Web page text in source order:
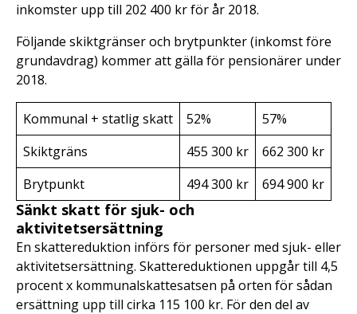
inkomster upp till 202 400 kr för år 2018.
Följande skiktgränser och brytpunkter (inkomst före
grundavdrag) kommer att gälla för pensionärer under
2018.
Kommunal + statlig skatt 52%
57%
Skiktgräns
455 300 kr
662 300 kr
Brytpunkt
494 300 kr 694 900 kr
Sänkt skatt för sjuk- och
aktivitetsersättning
En skattereduktion införs för personer med sjuk- eller
aktivitetsersättning. Skattereduktionen uppgår till 4,5
procent x kommunalskattesatsen på orten för sådan
ersättning upp till cirka 115 100 kr. För den del av